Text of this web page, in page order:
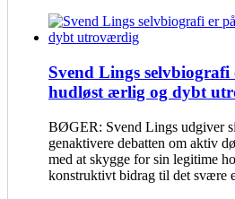
Svend Lings selvbiografi
hudløst ærlig og dybt
BØGER: Svend Lings udgiver
genaktivere debatten om aktiv
med at skygge for sin legitime
konstruktivt bidrag til det svære